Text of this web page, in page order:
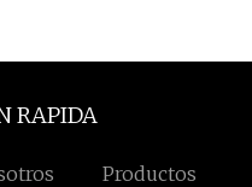
RAPIDA
Productos